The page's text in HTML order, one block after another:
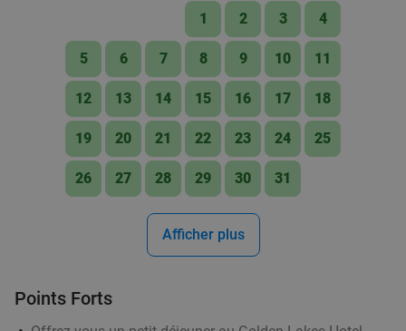
1 2 3 4
5 6 7 8 9 10 11
12 13 14 15 16 17 18
19 20 21 22 23 24 25
26 27 28 29 30 31
Afficher plus
Points Forts